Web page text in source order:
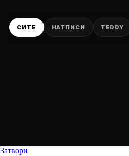
СИТЕ НАТПИСИ TEDDY
Затвори